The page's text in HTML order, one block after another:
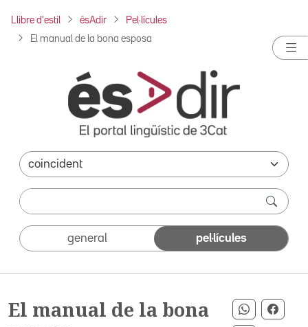
Llibre d'estil ésAdir Pel·lícules
El manual de la bona esposa
general pel·lícules
El manual de la bona
Compartir